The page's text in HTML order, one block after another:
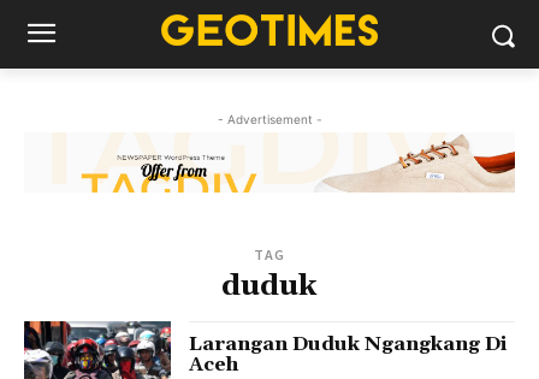
- Advertisement -
TAG
duduk
Larangan Duduk Ngangkang Di
Aceh